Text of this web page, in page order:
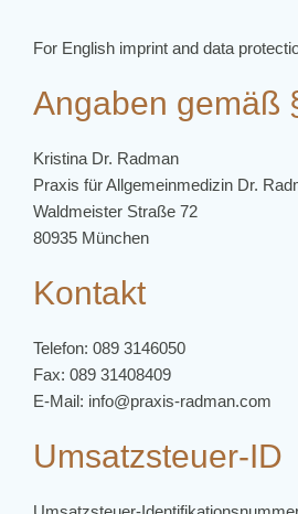
For English imprint and data
Angaben gemäß
Kristina Dr. Radman
Praxis für Allgemeinmedizin Dr.
Waldmeister Straße 72
80935 München
Kontakt
Telefon: 089 3146050
Fax: 089 31408409
E-Mail: info@praxis-radman.com
Umsatzsteuer-ID